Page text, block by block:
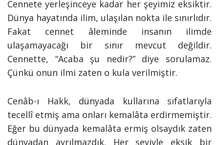
Cennete yerleşinceye kadar her şeyimiz eksiktir.
Dünya hayatında ilim, ulaşılan nokta ile sınırlıdır.
Fakat cennet âleminde insanın ilimde
ulaşamayacağı bir sınır mevcut değildir.
Cennette, “Acaba şu nedir?” diye sorulamaz.
Çünkü onun ilmi zaten o kula verilmiştir.
Cenâb-ı Hakk, dünyada kullarına sıfatlarıyla
tecellî etmiş ama onları kemalâta erdirmemiştir.
Eğer bu dünyada kemalâta ermiş olsaydık zaten
dünyadan ayrılmazdık. Her şeyiyle eksik bir